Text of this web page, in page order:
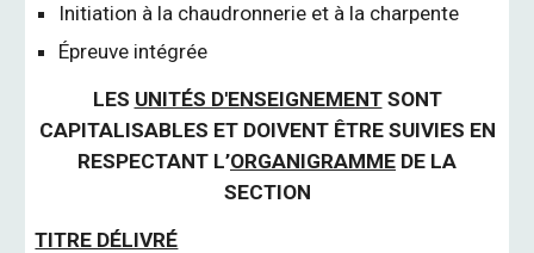
Initiation à la chaudronnerie et à la charpente
Épreuve intégrée
LES UNITÉS D'ENSEIGNEMENTSONT
CAPITALISABLES ET DOIVENT ÊTRE SUIVIES EN
RESPECTANT L’ORGANIGRAMME DE LA
SECTION
TITRE DÉLIVRÉ